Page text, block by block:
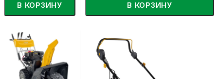
В КОРЗИНУ В КОРЗИНУ